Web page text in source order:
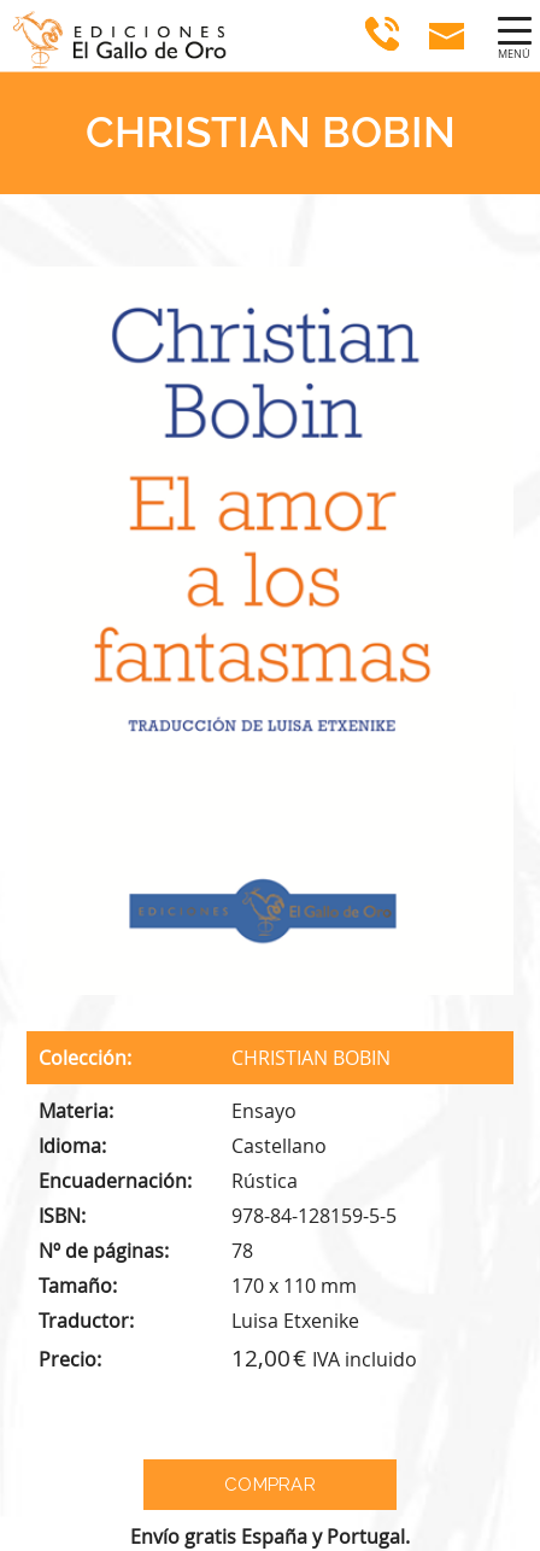
MENÚ
CHRISTIAN BOBIN
Colección
CHRISTIAN BOBIN
Materia
Ensayo
Idioma
Castellano
Encuadernación
Rústica
ISBN
978-84-128159-5-5
Nº de páginas
78
Tamaño
170 x 110 mm
Traductor
Luisa Etxenike
Precio
12,00 IVA incluido
Envío gratis España y Portugal.